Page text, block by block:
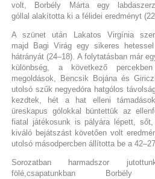
volt, Borbély Márta egy
góllal alakította ki a félidei eredményt
A szünet után Lakatos Virgínia
majd Bagi Virág egy sikeres
hátrányát (24–18). A folytatásban már
különbség, a következő
megoldások, Bencsik Bojána és
utolsó szűk negyedóra hatgólos
kezdtek, hét a hat elleni
üreskapus gólokkal büntettük az
fiatal játékosunk is pályára lépett,
kiváló bejátszást követően volt
utolsó másodpercben állította be a
Sorozatban harmadszor
fölé,csapatunkban